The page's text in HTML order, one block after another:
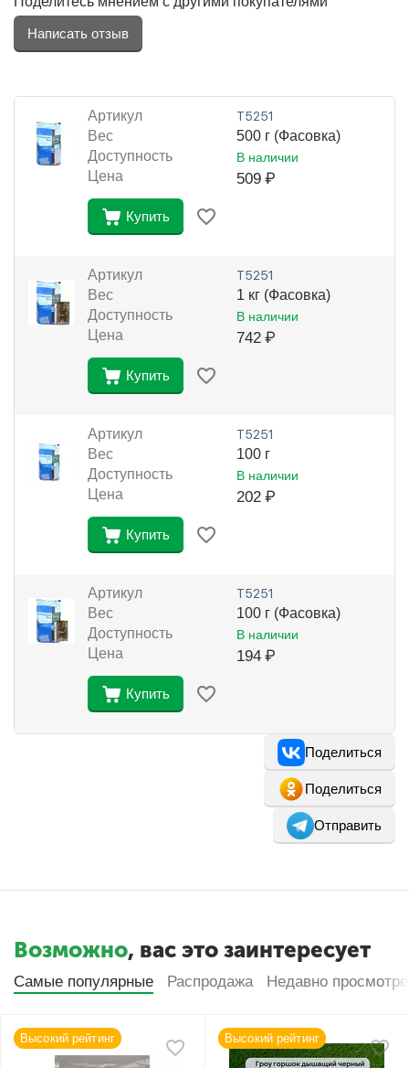
Написать отзыв
Артикул Т5251
Вес
500 г (Фасовка)
Доступность
В наличии
Цена 509 ₽
Купить
Артикул Т5251
Вес
1 кг (Фасовка)
Доступность
В наличии
Цена 742 ₽
Купить
Артикул Т5251
Вес
100 г
Доступность
В наличии
Цена 202 ₽
Купить
Артикул Т5251
Вес
100 г (Фасовка)
Доступность
В наличии
Цена 194 ₽
Купить
Поделиться
Поделиться
Отправить
Возможно, вас это заинтересует
Самые популярные Распродажа Недавно
Высокий рейтинг Высокий рейтинг